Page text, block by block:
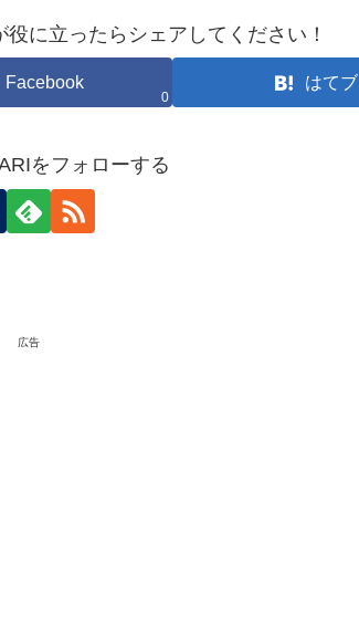
に立ったらシェアしてください！
Facebook
0
はてブ
をフォローする
広告